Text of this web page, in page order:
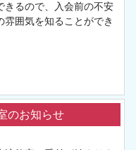
きるので、入会前の不安
雰囲気を知ることができ
のお知らせ